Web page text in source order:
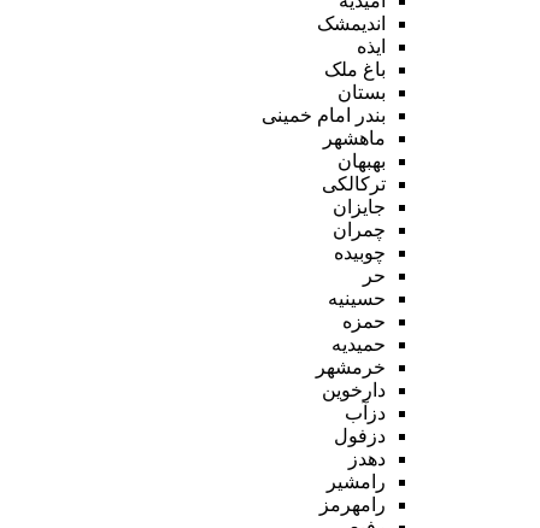
اندیمشک
ایذه
باغ ملک
بستان
بندر امام خمینی
ماهشهر
بهبهان
ترکالکی
جایزان
چمران
چوبیده
حر
حسینیه
حمزه
حمیدیه
خرمشهر
دارخوین
دزآب
دزفول
دهدز
رامشیر
رامهرمز